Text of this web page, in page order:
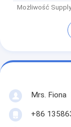
Możliwość
Mrs. Fiona
+86